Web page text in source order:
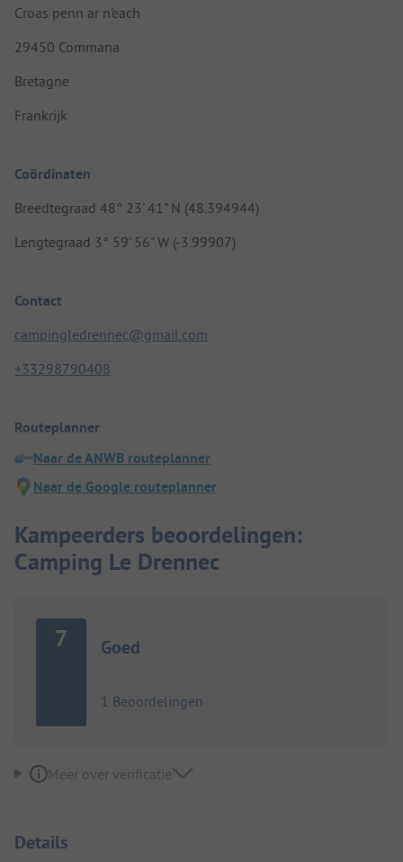
Croas penn ar n'each
29450 Commana
Bretagne
Frankrijk
Coördinaten
Breedtegraad 48° 23' 41" N (48.394944)
Lengtegraad 3° 59' 56" W (-3.99907)
Contact
campingledrennec@gmail.com
+33298790408
Routeplanner
Naar de ANWB routeplanner
Naar de Google routeplanner
Kampeerders beoordelingen:
Camping Le Drennec
7 Goed
1 Beoordelingen
Meer over verificatie
Details